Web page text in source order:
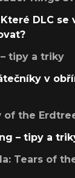
DLC
tipy a triky
v
of the
– tipy a
Tears of